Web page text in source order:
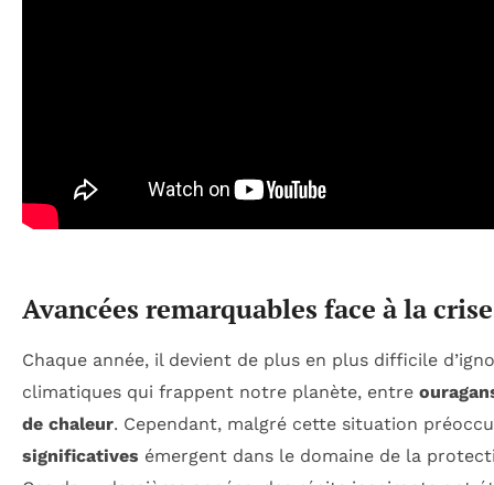
Avancées remarquables face à la
Chaque année, il devient de plus en plus difficile
climatiques qui frappent notre planète, entre
de chaleur. Cependant, malgré cette situation
significatives émergent dans le domaine de la